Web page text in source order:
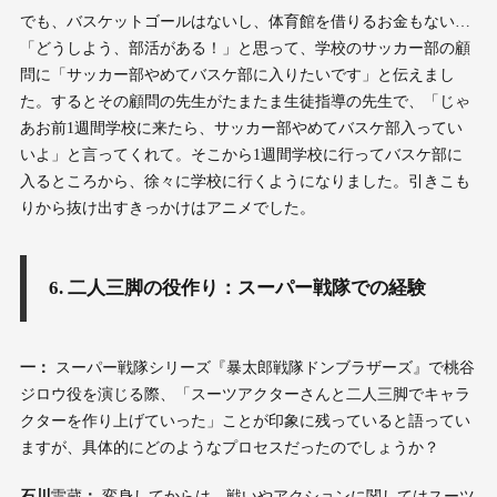
でも、バスケットゴールはないし、体育館を借りるお金もない…
「どうしよう、部活がある！」と思って、学校のサッカー部の顧
問に「サッカー部やめてバスケ部に入りたいです」と伝えまし
た。するとその顧問の先生がたまたま生徒指導の先生で、「じゃ
あお前1週間学校に来たら、サッカー部やめてバスケ部入ってい
いよ」と言ってくれて。そこから1週間学校に行ってバスケ部に
入るところから、徐々に学校に行くようになりました。引きこも
りから抜け出すきっかけはアニメでした。
6. 二人三脚の役作り：スーパー戦隊での経験
一：
スーパー戦隊シリーズ『暴太郎戦隊ドンブラザーズ』で桃谷
ジロウ役を演じる際、「スーツアクターさんと二人三脚でキャラ
クターを作り上げていった」ことが印象に残っていると語ってい
ますが、具体的にどのようなプロセスだったのでしょうか？